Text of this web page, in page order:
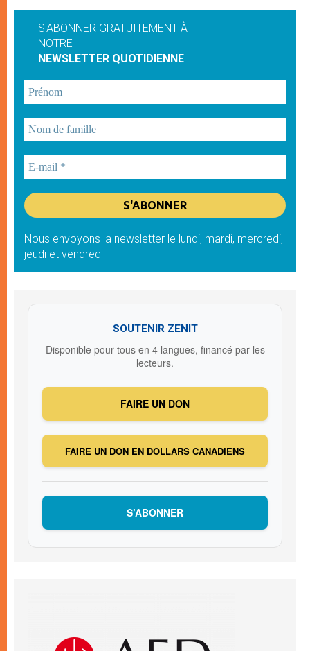
S'ABONNER GRATUITEMENT À
NOTRE
NEWSLETTER QUOTIDIENNE
Nous envoyons la newsletter le lundi, mardi, mercredi,
jeudi et vendredi
SOUTENIR ZENIT
Disponible pour tous en 4 langues, financé par les
lecteurs.
FAIRE UN DON
FAIRE UN DON EN DOLLARS CANADIENS
S’ABONNER